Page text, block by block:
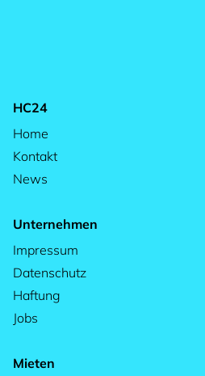
HC24
Home
Kontakt
News
Unternehmen
Impressum
Datenschutz
Haftung
Jobs
Mieten